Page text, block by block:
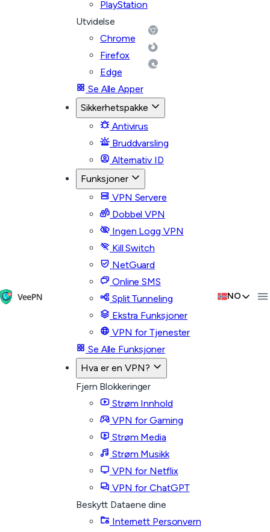
PlayStation
Utvidelse
Chrome
Firefox
Edge
Se Alle Apper
Sikkerhetspakke
Antivirus
Bruddvarsling
Alternativ ID
Funksjoner
VPN Servere
Dobbel VPN
Ingen Logg VPN
Kill Switch
NetGuard
Online SMS
Split Tunneling
Ekstra Funksjoner
VPN for Tjenester
Se Alle Funksjoner
Hva er en VPN?
Fjern Blokkeringer
Strøm Innhold
VPN for Gaming
Strøm Media
Strøm Musikk
VPN for Netflix
VPN for ChatGPT
Beskytt Dataene dine
Internett Personvern
NO